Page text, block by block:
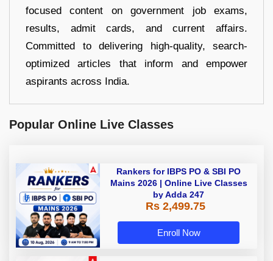
focused content on government job exams,
results, admit cards, and current affairs.
Committed to delivering high-quality, search-
optimized articles that inform and empower
aspirants across India.
Popular Online Live Classes
Rankers for IBPS PO & SBI PO
Mains 2026 | Online Live Classes
by Adda 247
Rs 2,499.75
Enroll Now